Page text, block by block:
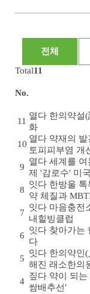
전체
Total11
No.
11
열다 한의약설(
화
10
열다 약재의 발
토피피부염 개
9
열다 세계를 여
제 '감로수' 미
8
잇다 한방울 톡
약 체질과
7
잇다 마음충전
내힐빙클럽
6
잇다 찾아가는
다
5
잇다 한의약인(
해진 래소한의
4
짚다 약이 되는
쌈배추선'